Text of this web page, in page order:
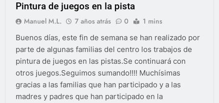
Pintura de juegos en la pista
Manuel M.L. 7 años atrás 0 1 mins
Buenos días, este fin de semana se han realizado por
parte de algunas familias del centro los trabajos de
pintura de juegos en las pistas.Se continuará con
otros juegos.Seguimos sumando!!!! Muchísimas
gracias a las familias que han participado y a las
madres y padres que han participado en la